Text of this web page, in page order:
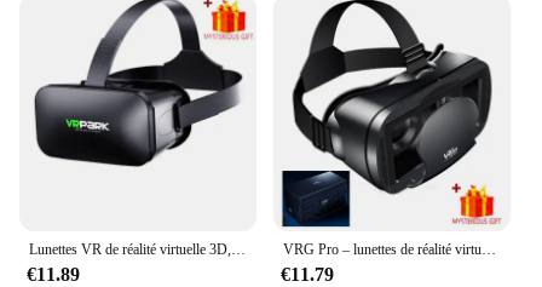
Lunettes VR de réalité virtuelle 3D, casque pour téléphone, lentilles, lunettes, formateur Viar, contrôleur de smartphones intelligents, visionneuse de jeux portables
€11.89
VRG Pro – lunettes de réalité virtuelle VR, dispositif de casque Viar 3D, lentilles intelligentes pour Smartphone avec contrôleur
€11.79